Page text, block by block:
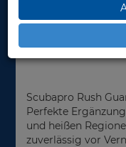
Scubapro Rush
Perfekte
und heißen
zuverlässig vor